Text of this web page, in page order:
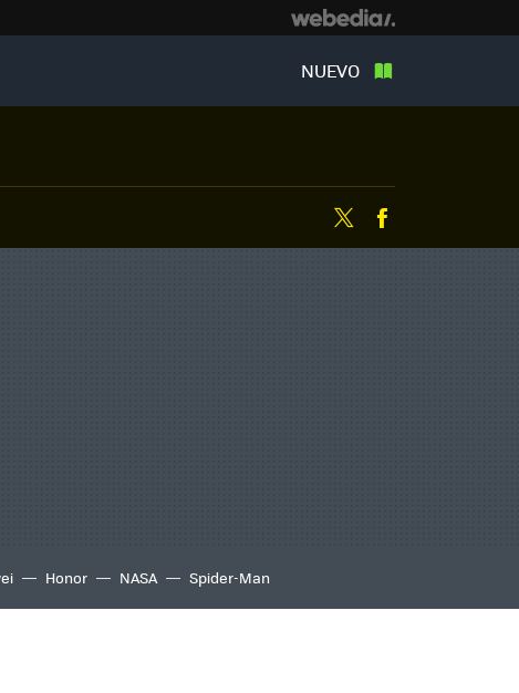
NUEVO
Twitter
Honor NASA Spider-Man